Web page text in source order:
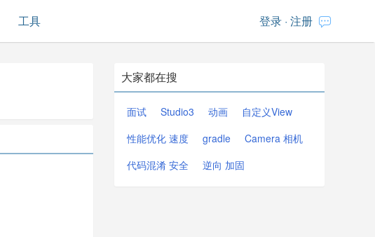
工具 登录 · 注册
大家都在搜
面试 Studio3 动画
自定义View
性能优化 速度
gradle
Camera 相机
代码混淆 安全
逆向 加固